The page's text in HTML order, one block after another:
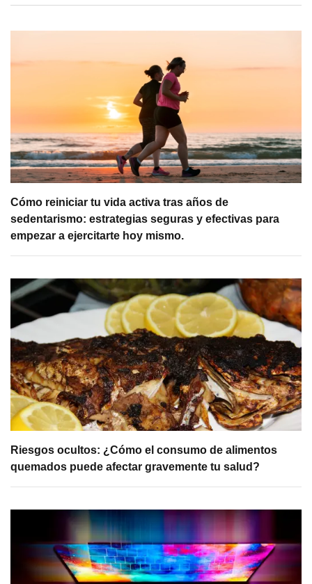
Cómo reiniciar tu vida activa tras años de
sedentarismo: estrategias seguras y efectivas para
empezar a ejercitarte hoy mismo.
Riesgos ocultos: ¿Cómo el consumo de alimentos
quemados puede afectar gravemente tu salud?